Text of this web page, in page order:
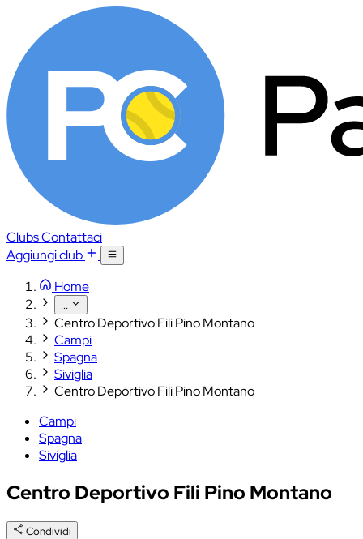
ClubsContattaci
Aggiungi club
Home
...
Centro Deportivo Fili Pino Montano
Campi
Spagna
Siviglia
Centro Deportivo Fili Pino Montano
Campi
Spagna
Siviglia
Centro Deportivo Fili Pino Montano
Condividi